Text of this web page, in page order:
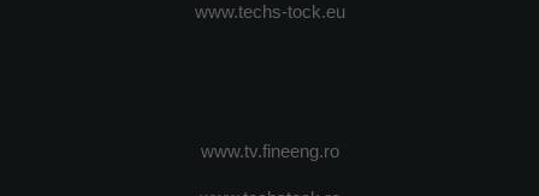
www.techs-tock.eu
www.tv.fineeng.ro